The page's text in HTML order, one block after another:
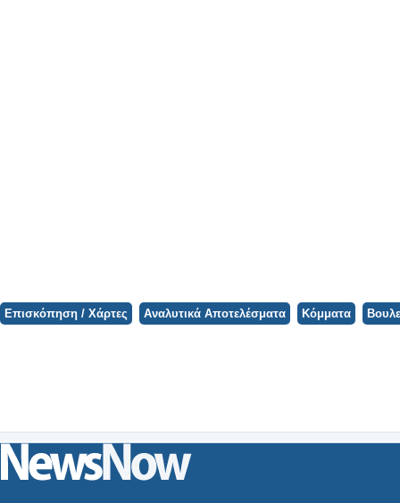
Επισκόπηση / Χάρτες Αναλυτικά Αποτελέσματα Κόμματα